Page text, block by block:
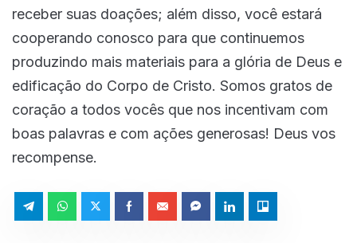
receber suas doações; além disso, você estará
cooperando conosco para que continuemos
produzindo mais materiais para a glória de Deus e
edificação do Corpo de Cristo. Somos gratos de
coração a todos vocês que nos incentivam com
boas palavras e com ações generosas! Deus vos
recompense.